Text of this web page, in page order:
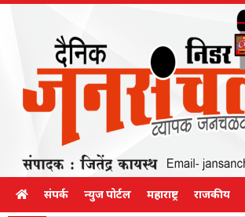
संपर्क न्युज पोर्टल महाराष्ट्र राजकीय